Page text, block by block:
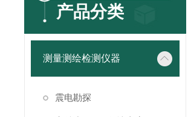
产品分类
测量测绘检测仪器
震电勘探